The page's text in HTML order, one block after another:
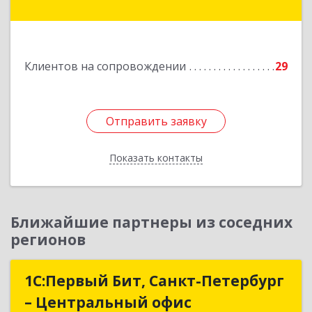
Клиентов на сопровождении 29
Отправить заявку
Показать контакты
Отправить заявку
Назад
Ближайшие партнеры из соседних
регионов
1С:Первый Бит, Санкт-Петербург
– Центральный офис
1С:Первый Бит, Санкт-Петербург
– Центральный офис